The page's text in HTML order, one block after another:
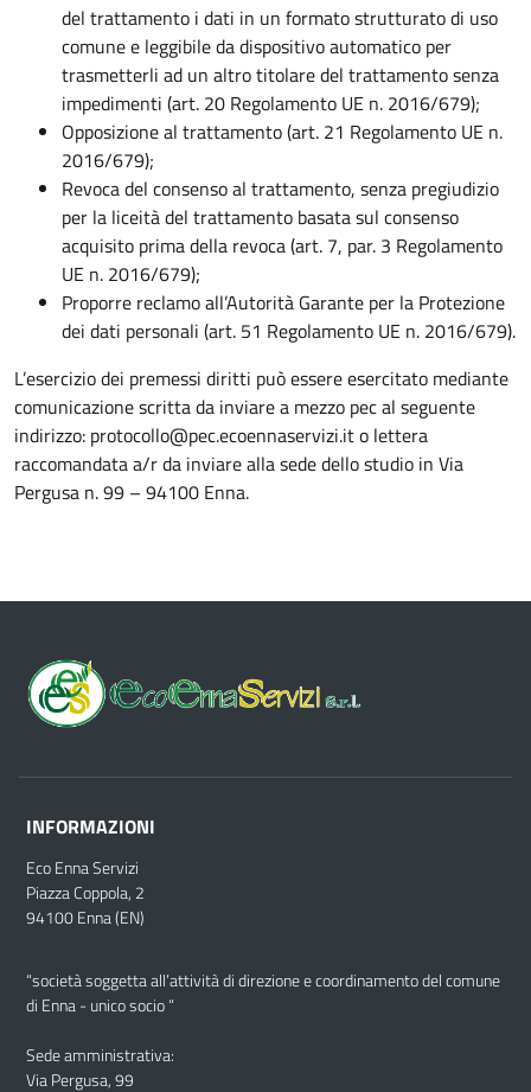
del trattamento i dati in un formato strutturato di uso
comune e leggibile da dispositivo automatico per
trasmetterli ad un altro titolare del trattamento senza
impedimenti (art. 20 Regolamento UE n. 2016/679);
Opposizione al trattamento (art. 21 Regolamento UE n.
2016/679);
Revoca del consenso al trattamento, senza pregiudizio
per la liceità del trattamento basata sul consenso
acquisito prima della revoca (art. 7, par. 3 Regolamento
UE n. 2016/679);
Proporre reclamo all’Autorità Garante per la Protezione
dei dati personali (art. 51 Regolamento UE n. 2016/679).
L’esercizio dei premessi diritti può essere esercitato mediante
comunicazione scritta da inviare a mezzo pec al seguente
indirizzo: protocollo@pec.ecoennaservizi.it o lettera
raccomandata a/r da inviare alla sede dello studio in Via
Pergusa n. 99 – 94100 Enna.
INFORMAZIONI
Eco Enna Servizi
Piazza Coppola, 2
94100 Enna (EN)
“società soggetta all’attività di direzione e coordinamento del comune
di Enna - unico socio “
Sede amministrativa:
Via Pergusa, 99